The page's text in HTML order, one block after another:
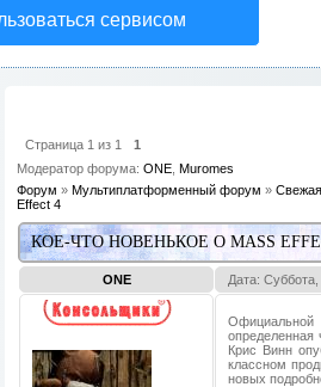
сервисом
Страница 1 из 1
1
Модератор форума: ONE Muromes
Форум » Мультиплатформенный форум »
Effect 4
КОЕ-ЧТО НОВЕНЬКОЕ О MASS
ONE Дата:
определенная
Крис Винн
классном
новых